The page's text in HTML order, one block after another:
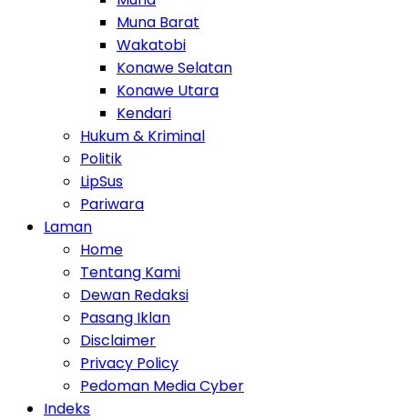
Muna Barat
Wakatobi
Konawe Selatan
Konawe Utara
Kendari
Hukum & Kriminal
Politik
LipSus
Pariwara
Laman
Home
Tentang Kami
Dewan Redaksi
Pasang Iklan
Disclaimer
Privacy Policy
Pedoman Media Cyber
Indeks